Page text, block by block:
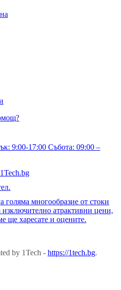
9:00-17:00 Събота: 09:00 –
голяма многообразие от стоки
изключително атрактивни цени,
ще харесате и оцените.
by 1Tech - https://1tech.bg.